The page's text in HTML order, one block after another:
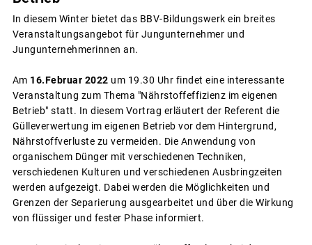
In diesem Winter bietet das BBV-Bildungswerk ein breites
Veranstaltungsangebot für Jungunternehmer und
Jungunternehmerinnen an.
Am 16.Februar 2022 um 19.30 Uhr findet eine interessante
Veranstaltung zum Thema "Nährstoffeffizienz im eigenen
Betrieb" statt. In diesem Vortrag erläutert der Referent die
Gülleverwertung im eigenen Betrieb vor dem Hintergrund,
Nährstoffverluste zu vermeiden. Die Anwendung von
organischem Dünger mit verschiedenen Techniken,
verschiedenen Kulturen und verschiedenen Ausbringzeiten
werden aufgezeigt. Dabei werden die Möglichkeiten und
Grenzen der Separierung ausgearbeitet und über die Wirkung
von flüssiger und fester Phase informiert.